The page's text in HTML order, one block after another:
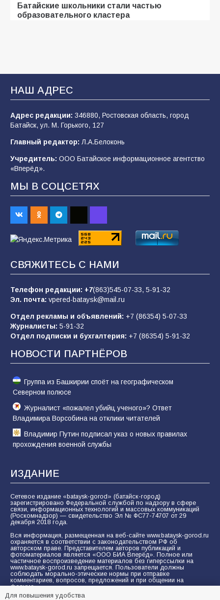
Батайские школьники стали частью
образовательного кластера
деле происходит в армии России в августе
2026 года
101 03.08.2026
Батайчане привезли 20 наград с областных
соревнований
92 06.08.2026
пропагандистский вброс
«Слухами Москву не возьмёшь»: почему
заявления Киева о мобилизации — это
отчаяние, а не разведка
81 02.08.2026
НАШ АДРЕС
Адрес редакции: 346880, Ростовская область, город
Батайск, ул. М. Горького, 127
Главный редактор: Л.А.Белоконь
Учредитель: ООО Батайское информационное агентство
«Вперёд».
МЫ В СОЦСЕТЯХ
СВЯЖИТЕСЬ С НАМИ
Телефон редакции: +7(863)545-07-33, 5-91-32
Эл. почта: vpered-bataysk@mail.ru
Отдел рекламы и объявлений: +7 (86354) 5-07-33
Журналисты: 5-91-32
Отдел подписки и бухгалтерия: +7 (86354) 5-91-32
НОВОСТИ ПАРТНЁРОВ
Группа из Башкирии споёт на географическом
Северном полюсе
Журналист «пожалел убийц ученого»? Ответ
Владимира Ворсобина на отклики читателей
Владимир Путин подписал указ о новых правилах
прохождения военной службы
ИЗДАНИЕ
Сетевое издание «bataysk-gorod» (батайск-город)
зарегистрировано Федеральной службой по надзору в сфере
связи, информационных технологий и массовых коммуникаций
(Роскомнадзор) — свидетельство Эл № ФС77-74707 от 29
декабря 2018 года.
Вся информация, размещенная на веб-сайте www.bataysk-gorod.ru
охраняется в соответствии с законодательством РФ об
авторском праве. Представителем авторов публикаций и
фотоматериалов является «ООО БИА Вперёд». Полное или
частичное воспроизведение материалов без гиперссылки на
www.bataysk-gorod.ru запрещается. Пользователи должны
соблюдать морально-этические нормы при отправке
комментариев, вопросов, предложений и при общении на
форуме.
Для повышения удобства